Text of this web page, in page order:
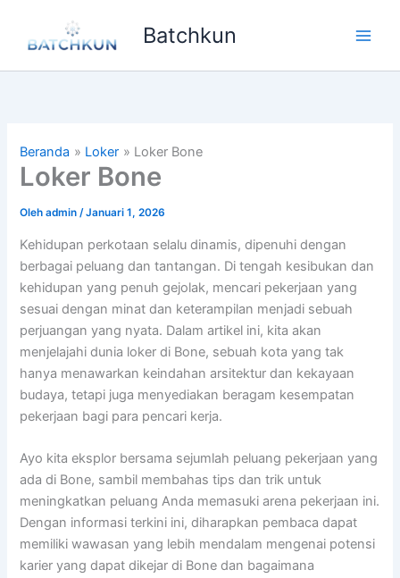
konten
Batchkun
Beranda Loker Loker Bone
Loker Bone
Olehadmin/Januari 1, 2026
Kehidupan perkotaan selalu dinamis, dipenuhi dengan
berbagai peluang dan tantangan. Di tengah kesibukan dan
kehidupan yang penuh gejolak, mencari pekerjaan yang
sesuai dengan minat dan keterampilan menjadi sebuah
perjuangan yang nyata. Dalam artikel ini, kita akan
menjelajahi dunia loker di Bone, sebuah kota yang tak
hanya menawarkan keindahan arsitektur dan kekayaan
budaya, tetapi juga menyediakan beragam kesempatan
pekerjaan bagi para pencari kerja.
Ayo kita eksplor bersama sejumlah peluang pekerjaan yang
ada di Bone, sambil membahas tips dan trik untuk
meningkatkan peluang Anda memasuki arena pekerjaan ini.
Dengan informasi terkini ini, diharapkan pembaca dapat
memiliki wawasan yang lebih mendalam mengenai potensi
karier yang dapat dikejar di Bone dan bagaimana